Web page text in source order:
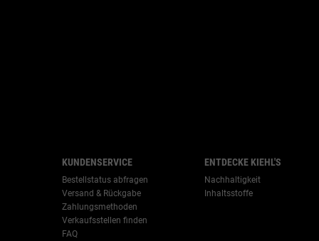
KUNDENSERVICE
Bestellstatus abfragen
Versand & Rückgabe
Zahlungsmethoden
Verkaufsstellen finden
FAQ
ENTDECKE KIEHL'S
Nachhaltigkeit
Inhaltsstoffe